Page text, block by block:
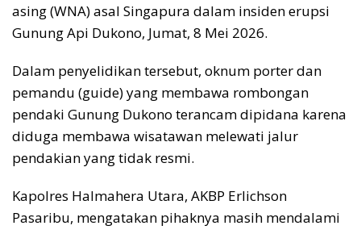
asing (WNA) asal Singapura dalam insiden erupsi
Gunung Api Dukono, Jumat, 8 Mei 2026.
Dalam penyelidikan tersebut, oknum porter dan
pemandu (guide) yang membawa rombongan
pendaki Gunung Dukono terancam dipidana karena
diduga membawa wisatawan melewati jalur
pendakian yang tidak resmi.
Kapolres Halmahera Utara, AKBP Erlichson
Pasaribu, mengatakan pihaknya masih mendalami